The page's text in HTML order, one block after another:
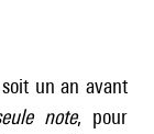
un an avant
note, pour